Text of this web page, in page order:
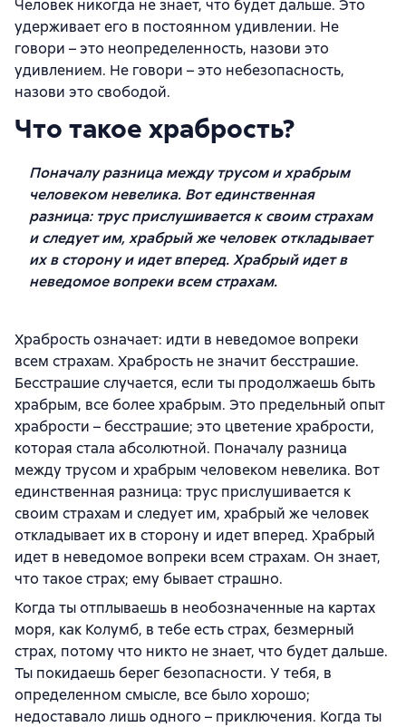
Человек никогда не знает, что будет дальше. Это
удерживает его в постоянном удивлении. Не
говори – это неопределенность, назови это
удивлением. Не говори – это небезопасность,
назови это свободой.
Что такое храбрость?
Поначалу разница между трусом и храбрым
человеком невелика. Вот единственная
разница: трус прислушивается к своим страхам
и следует им, храбрый же человек откладывает
их в сторону и идет вперед. Храбрый идет в
неведомое вопреки всем страхам.
Храбрость означает: идти в неведомое вопреки
всем страхам. Храбрость не значит бесстрашие.
Бесстрашие случается, если ты продолжаешь быть
храбрым, все более храбрым. Это предельный опыт
храбрости – бесстрашие; это цветение храбрости,
которая стала абсолютной. Поначалу разница
между трусом и храбрым человеком невелика. Вот
единственная разница: трус прислушивается к
своим страхам и следует им, храбрый же человек
откладывает их в сторону и идет вперед. Храбрый
идет в неведомое вопреки всем страхам. Он знает,
что такое страх; ему бывает страшно.
Когда ты отплываешь в необозначенные на картах
моря, как Колумб, в тебе есть страх, безмерный
страх, потому что никто не знает, что будет дальше.
Ты покидаешь берег безопасности. У тебя, в
определенном смысле, все было хорошо;
недоставало лишь одного – приключения. Когда ты